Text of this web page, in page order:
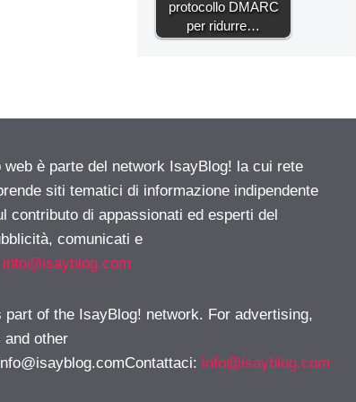
protocollo DMARC
per ridurre…
web è parte del network IsayBlog! la cui rete
siti tematici di informazione indipendente
contributo di appassionati ed esperti del
comunicati e
info@isayblog.com
part of the IsayBlog! network. For advertising,
and other
: info@isayblog.com